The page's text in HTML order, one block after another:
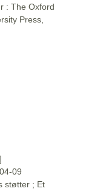
: The Oxford
Press,
09
støtter ; Et